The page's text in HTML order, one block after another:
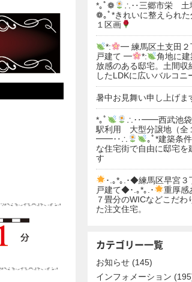
*｡ﾟ❁
∴‥三郷市栄
❁｡ﾟ*きれいに整えられた
１区画
*:
━ 練馬区土支田
戸建て ━
*:
角地に建
放感のある邸宅。土間収
したLDKに広いバルコニ
暑中お見舞い申し上げま
*｡ﾟ
∴‥━━西武池袋
駅利用 大型分譲地（全
━━‥∴
｡ﾟ*建築条
な住宅街で自由に邸宅を
す
･.｡*｡.･◆練馬区早宮
戸建て◆･.｡*｡.･
重厚感
７畳分のWICなどこだわ
た注文住宅。
カテゴリー一覧
お知らせ (145)
インフォメーション